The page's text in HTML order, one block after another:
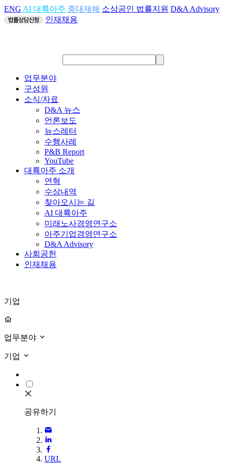
ENG AI 대륙아주 중대재해 소상공인 법률지원 D&A Advisory
인재채용
업무분야
구성원
소식/자료
D&A 뉴스
언론보도
뉴스레터
수행사례
P&B Report
YouTube
대륙아주 소개
연혁
수상내역
찾아오시는 길
AI 대륙아주
미래노사경영연구소
아주기업경영연구소
D&A Advisory
사회공헌
인재채용
기업
업무분야
기업
공유하기
URL